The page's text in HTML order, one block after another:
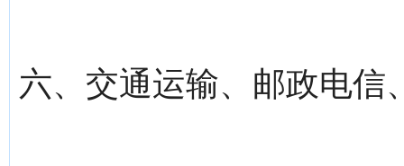
六、交通运输、邮政电信